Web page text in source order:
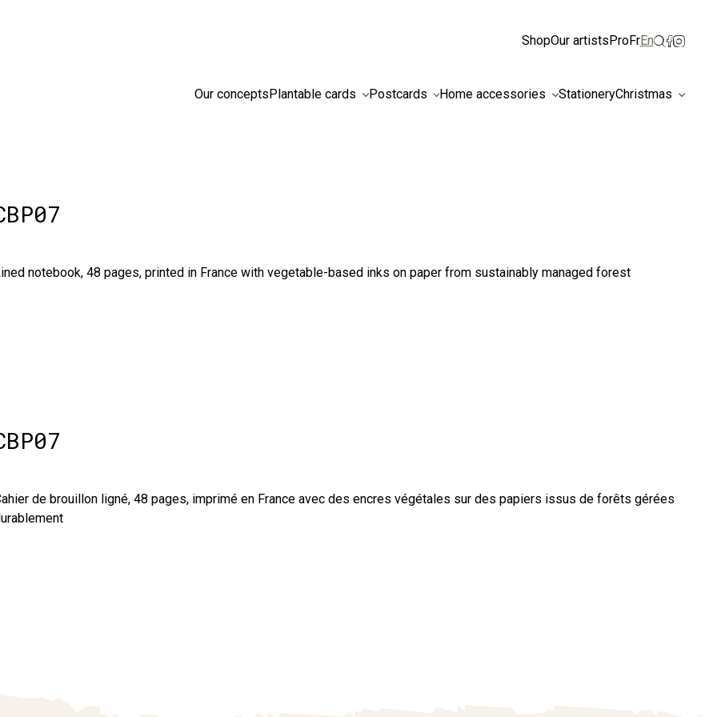
ShopOur artistsProFrEn
Our conceptsPlantable cards Postcards Home accessories StationeryChristmas
notebook, 48 pages, printed in France with vegetable-based inks on paper from sustainably managed forest
de brouillon ligné, 48 pages, imprimé en France avec des encres végétales sur des papiers issus de forêts gérées